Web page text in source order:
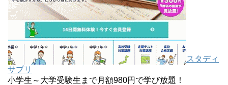
スタディ
サプリ
小学生～大学受験生まで月額980円で学び放題！